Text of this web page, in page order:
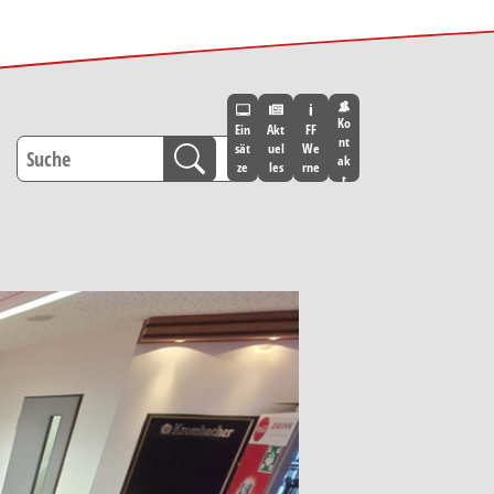
Ein
sät
ze
Akt
uel
les
FF
We
rne
Ko
nt
ak
t